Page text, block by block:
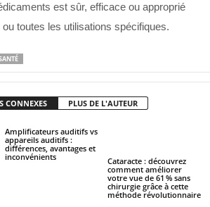
est sûr, efficace ou approprié
toutes les utilisations spécifiques.
CONNEXES PLUS DE L'AUTEUR
Amplificateurs auditifs vs
appareils auditifs :
différences, avantages et
inconvénients
Cataracte : découvrez
comment améliorer
votre vue de 61 % sans
chirurgie grâce à cette
méthode révolutionnaire